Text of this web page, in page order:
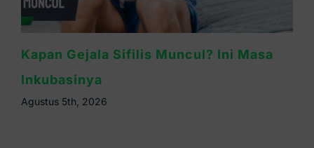
Waspada Sifilis Bintik Merah di Telapak
Tangan, Ini Cirinya
Agustus 4th, 2026